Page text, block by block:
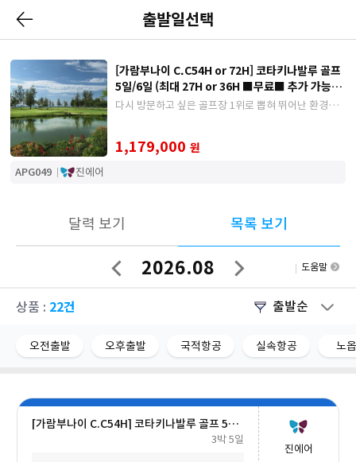
출발일선택
[가람부나이 C.C54H or 72H] 코타키나발루 골프
5일/6일 (최대 27H or 36H ■무료■ 추가 가능) #
호텔식 포함
다시 방문하고 싶은 골프장 1위로 뽑혀 뛰어난 환경과
1,179,000 원
APG049 진에어
달력 보기 목록 보기
이
2026.08
다
도움말
상품 : 22건 출발순
오전출발 오후출발 국적항공 실속항공 노
[가람부나이 C.C54H] 코타키나발루 골프 5일 (최대 27H ■무료■ 추가 가능) #호텔식 3회
3박 5일
진에어